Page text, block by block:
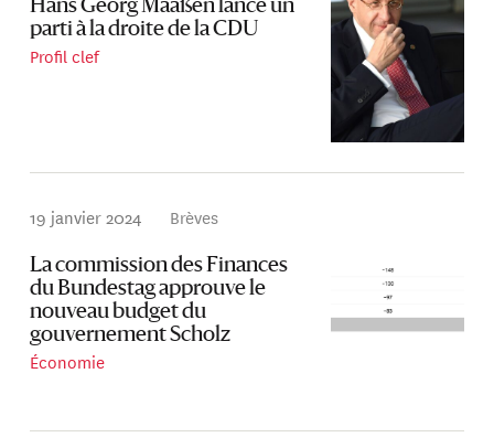
Hans Georg Maaßen lance un
parti à la droite de la CDU
Profil clef
19 janvier 2024 Brèves
La commission des Finances
du Bundestag approuve le
nouveau budget du
gouvernement Scholz
Économie